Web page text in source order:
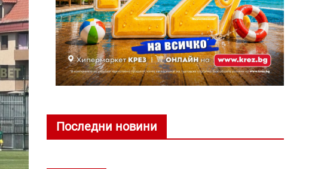
Последни новини